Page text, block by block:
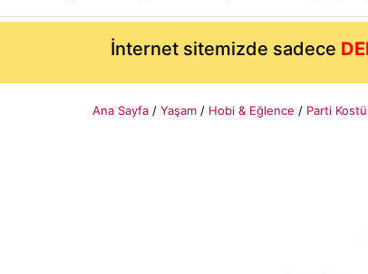
İnternet sitemizde sadece
Ana Sayfa / Yaşam / Hobi & Eğlence / Parti